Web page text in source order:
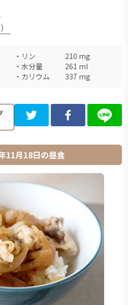
・ リン 210 mg
・ 水分量 261 ml
・ カリウム 337 mg
11月18日の昼食